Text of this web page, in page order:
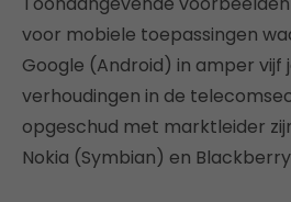
voor mobiele toepassingen
Google (Android) in amper vijf
verhoudingen in de
opgeschud met marktleider
Nokia (Symbian) en